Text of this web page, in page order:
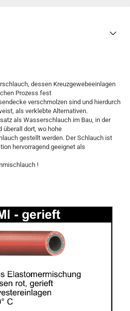
dessen Kreuzgewebeeinlagen
Prozess fest
verschmolzen sind und hierdurch
als verklebte Alternativen.
als Wasserschlauch im Bau, in der
überall dort, wo hohe
gestellt werden. Der Schlauch ist
hervorragend geeignet als
!